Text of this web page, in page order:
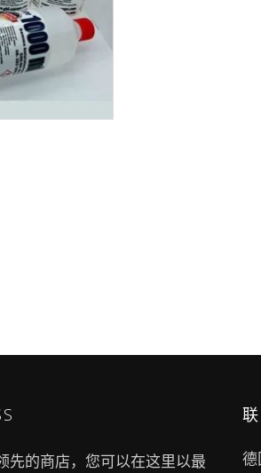
先的商店，您可以在这里以最 德